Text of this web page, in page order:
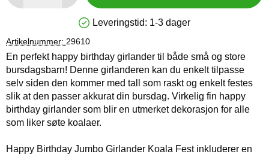
Produkttilgjengelighet: På lager
Leveringstid: 1-3 dager
Artikelnummer: 29610
En perfekt happy birthday girlander til både små og store
bursdagsbarn! Denne girlanderen kan du enkelt tilpasse
selv siden den kommer med tall som raskt og enkelt festes
slik at den passer akkurat din bursdag. Virkelig fin happy
birthday girlander som blir en utmerket dekorasjon for alle
som liker søte koalaer.
Happy Birthday Jumbo Girlander Koala Fest inkluderer en